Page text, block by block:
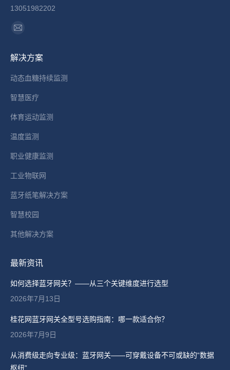
13051982202
找到我们：
Mail
opens
in
window
解决方案
动态血糖持续监测
智慧医疗
体育运动监测
温度监测
职业健康监测
工业物联网
蓝牙纸笔解决方案
智慧校园
其他解决方案
最新资讯
如何选择蓝牙网关？——从三个关键维度进行选型
2026年7月13日
桂花网蓝牙网关全型号选购指南：哪一款适合你？
2026年7月9日
从消费级走向专业级：蓝牙网关——可穿戴设备不可或缺的“数据
枢纽”